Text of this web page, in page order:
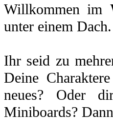
Willkommen im
unter einem Dach.
Ihr seid zu
Deine
neues? Oder
Miniboards?